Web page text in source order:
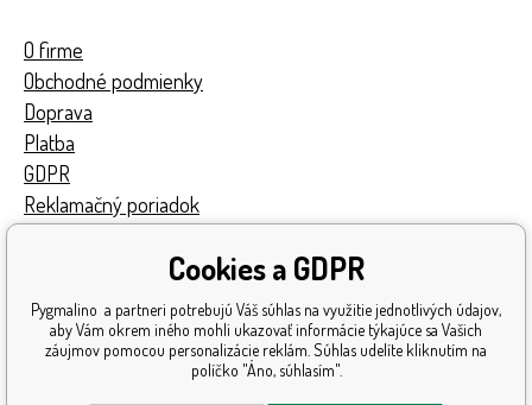
O firme
Obchodné podmienky
Doprava
Platba
GDPR
Reklamačný poriadok
Získané ocenenia
Katalóg hračiek
Mapa stránok
Cookies a GDPR
Pygmalino a partneri potrebujú Váš súhlas na využitie jednotlivých údajov,
aby Vám okrem iného mohli ukazovať informácie týkajúce sa Vašich
záujmov pomocou personalizácie reklám. Súhlas udelíte kliknutím na
políčko "Áno, súhlasím".